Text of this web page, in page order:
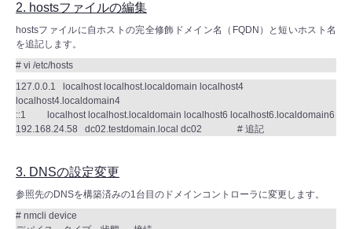
2. hostsファイルの編集
hostsファイルに自ホストの完全修飾ドメイン名（FQDN）と短いホスト名
を追記します。
# vi /etc/hosts
127.0.0.1 localhost localhost.localdomain localhost4
localhost4.localdomain4
::1 localhost localhost.localdomain localhost6 localhost6.localdomain6
192.168.24.58 dc02.testdomain.local dc02 # 追記
3. DNSの設定変更
参照先のDNSを構築済みの1台目のドメインコントローラに変更します。
# nmcli device